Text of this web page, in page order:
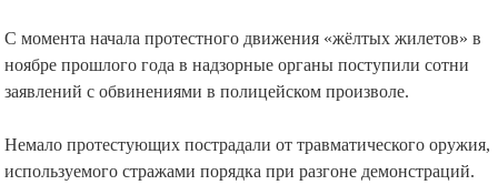
С момента начала протестного движения «жёлтых жилетов» в
ноябре прошлого года в надзорные органы поступили сотни
заявлений с обвинениями в полицейском произволе.
Немало протестующих пострадали от травматического оружия,
используемого стражами порядка при разгоне демонстраций.